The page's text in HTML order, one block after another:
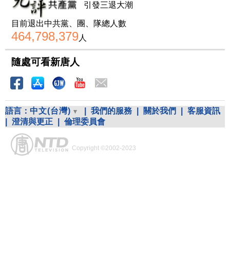
引發三退大潮
目前退出中共黨、團、隊總人數
464,798,379人
隨處可看新唐人
語言： 中文(台灣) 我們的服務 關於我們
客服資訊
澄清與更正 倫理委員會
Copyright ©2002-2023